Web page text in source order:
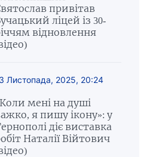
привітав
ліцей із 30-
відновлення
Листопада, 2025, 20:24
мені на душі
я пишу ікону»: у
діє виставка
Наталії Війтович